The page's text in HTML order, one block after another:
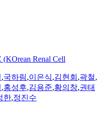
(KOrean Renal Cell
,국하림,이은식,김현회 ,곽철,
,홍성후,김용준,황의창,권태
한,정진수